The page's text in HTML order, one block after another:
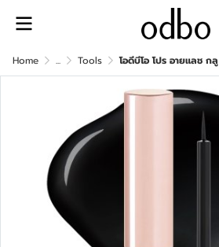
Home ... Tools โอดีบีโอ โปร อายแลช กลู